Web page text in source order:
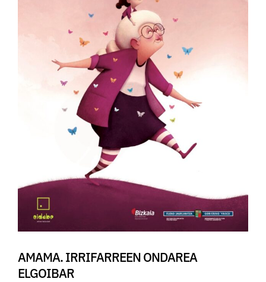
AMAMA. IRRIFARREEN ONDAREA
ELGOIBAR